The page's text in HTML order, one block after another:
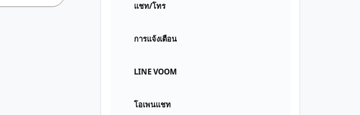
แชท/โทร
การแจ้งเตือน
LINE VOOM
โอเพนแชท